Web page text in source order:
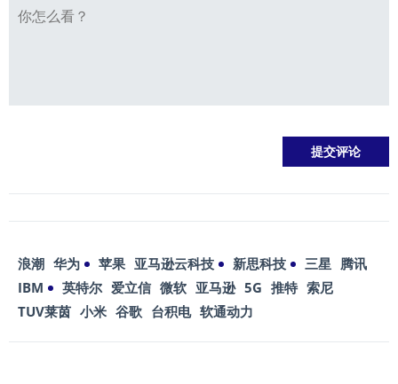
浪潮 华为 苹果 亚马逊云科技 新思科技 三星 腾讯
IBM
英特尔 爱立信 微软 亚马逊 5G 推特 索尼
TUV莱茵 小米 谷歌 台积电 软通动力